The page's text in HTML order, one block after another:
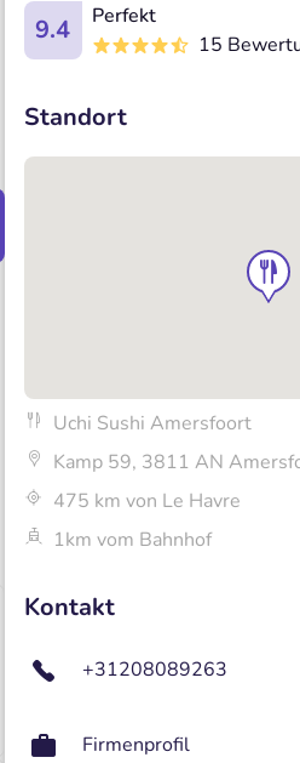
9.4
Perfekt
15
Standort
Uchi Sushi Amersfoort
Kamp 59, 3811 AN
475 km von Le Havre
1km vom Bahnhof
Kontakt
+31208089263
Firmenprofil